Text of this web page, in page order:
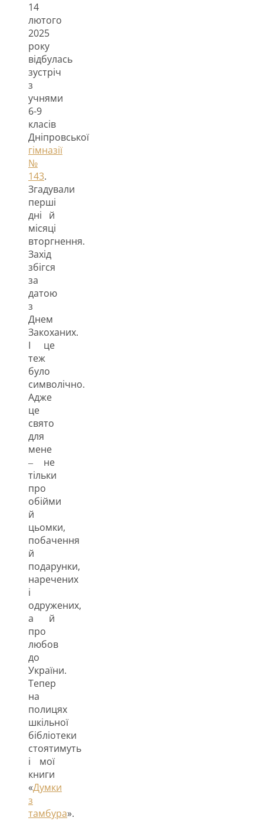
14
лютого
2025
року
відбулась
зустріч
з
учнями
6-9
класів
Дніпровської
гімназії
№
143.
Згадували
перші
дні й
місяці
вторгнення.
Захід
збігся
за
датою
з
Днем
Закоханих.
І це
теж
було
символічно.
Адже
це
свято
для
мене
‒ не
тільки
про
обійми
й
цьомки,
побачення
й
подарунки,
наречених
і
одружених,
а й
про
любов
до
України.
Тепер
на
полицях
шкільної
бібліотеки
стоятимуть
і мої
книги
«Думки
з
тамбура».